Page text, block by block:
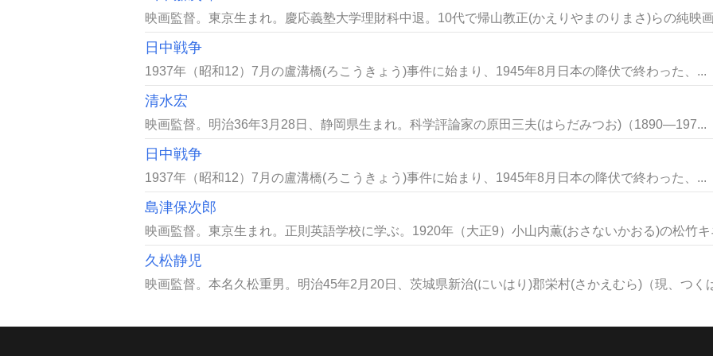
映画監督。東京生まれ。慶応義塾大学理財科中退。10代で帰山教正(かえりやまのりまさ)らの純映
日中戦争
1937年（昭和12）7月の盧溝橋(ろこうきょう)事件に始まり、1945年8月日本の降伏で終わった、...
清水宏
映画監督。明治36年3月28日、静岡県生まれ。科学評論家の原田三夫(はらだみつお)（1890―197...
日中戦争
1937年（昭和12）7月の盧溝橋(ろこうきょう)事件に始まり、1945年8月日本の降伏で終わった、...
島津保次郎
映画監督。東京生まれ。正則英語学校に学ぶ。1920年（大正9）小山内薫(おさないかおる)の松竹キ
久松静児
映画監督。本名久松重男。明治45年2月20日、茨城県新治(にいはり)郡栄村(さかえむら)（現、つく